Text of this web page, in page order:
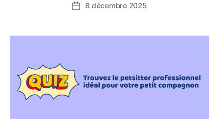
Date8 décembre 2025